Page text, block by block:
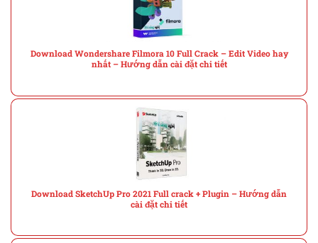
Download Wondershare Filmora 10 Full Crack – Edit Video hay
nhất – Hướng dẫn cài đặt chi tiết
Download SketchUp Pro 2021 Full crack + Plugin – Hướng dẫn
cài đặt chi tiết